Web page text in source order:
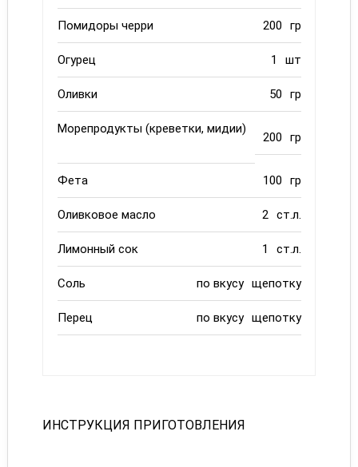
Помидоры черри 200 гр
Огурец 1 шт
Оливки 50 гр
Морепродукты (креветки, мидии)
200 гр
Фета 100 гр
Оливковое масло 2 ст.л.
Лимонный сок 1 ст.л.
Соль по вкусу щепотку
Перец по вкусу щепотку
ИНСТРУКЦИЯ ПРИГОТОВЛЕНИЯ